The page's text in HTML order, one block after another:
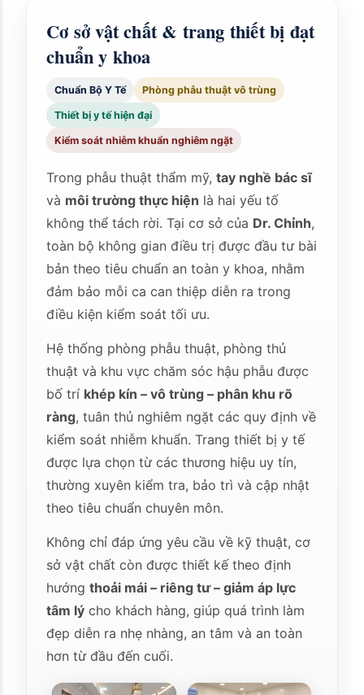
Cơ sở vật chất & trang thiết bị đạt
chuẩn y khoa
Chuẩn Bộ Y Tế Phòng phẫu thuật vô trùng
Thiết bị y tế hiện đại
Kiểm soát nhiễm khuẩn nghiêm ngặt
Trong phẫu thuật thẩm mỹ,tay nghề bác sĩ
và môi trường thực hiện là hai yếu tố
không thể tách rời. Tại cơ sở của Dr. Chỉnh,
toàn bộ không gian điều trị được đầu tư bài
bản theo tiêu chuẩn an toàn y khoa, nhằm
đảm bảo mỗi ca can thiệp diễn ra trong
điều kiện kiểm soát tối ưu.
Hệ thống phòng phẫu thuật, phòng thủ
thuật và khu vực chăm sóc hậu phẫu được
bố trí khép kín – vô trùng – phân khu rõ
ràng, tuân thủ nghiêm ngặt các quy định về
kiểm soát nhiễm khuẩn. Trang thiết bị y tế
được lựa chọn từ các thương hiệu uy tín,
thường xuyên kiểm tra, bảo trì và cập nhật
theo tiêu chuẩn chuyên môn.
Không chỉ đáp ứng yêu cầu về kỹ thuật, cơ
sở vật chất còn được thiết kế theo định
hướngthoải mái – riêng tư – giảm áp lực
tâm lý cho khách hàng, giúp quá trình làm
đẹp diễn ra nhẹ nhàng, an tâm và an toàn
hơn từ đầu đến cuối.